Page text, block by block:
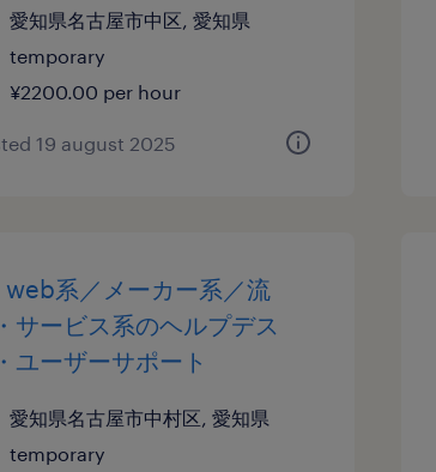
愛知県名古屋市中区, 愛知県
temporary
¥2200.00 per hour
19 august 2025
web系／メーカー系／流
サービス系のヘルプデス
ユーザーサポート
愛知県名古屋市中村区, 愛知県
temporary